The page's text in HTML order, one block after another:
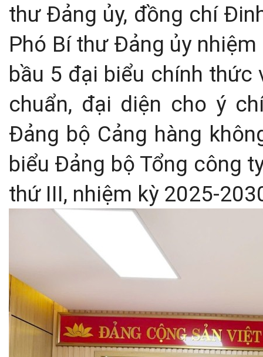
thư Đảng ủy, đồng chí
Phó Bí thư Đảng ủy
bầu 5 đại biểu chính
chuẩn, đại diện cho ý
Đảng bộ Cảng hàng
biểu Đảng bộ Tổng công
thứ III, nhiệm kỳ 2025-